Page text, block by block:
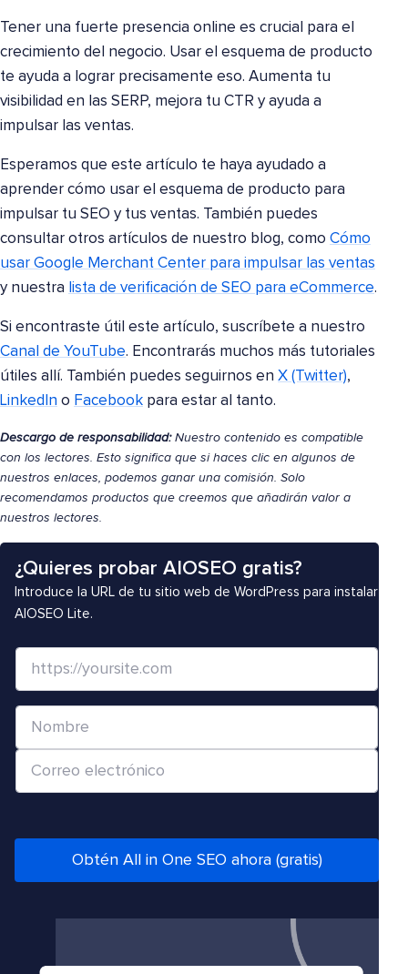
Tener una fuerte presencia online es crucial para el
crecimiento del negocio. Usar el esquema de producto
te ayuda a lograr precisamente eso. Aumenta tu
visibilidad en las SERP, mejora tu CTR y ayuda a
impulsar las ventas.
Esperamos que este artículo te haya ayudado a
aprender cómo usar el esquema de producto para
impulsar tu SEO y tus ventas. También puedes
consultar otros artículos de nuestro blog, como Cómo
usar Google Merchant Center para impulsar las ventas
y nuestra lista de verificación de SEO para eCommerce.
Si encontraste útil este artículo, suscríbete a nuestro
Canal de YouTube. Encontrarás muchos más tutoriales
útiles allí. También puedes seguirnos en X (Twitter),
LinkedIn o Facebook para estar al tanto.
Descargo de responsabilidad:Nuestro contenido es compatible
con los lectores. Esto significa que si haces clic en algunos de
nuestros enlaces, podemos ganar una comisión. Solo
recomendamos productos que creemos que añadirán valor a
nuestros lectores.
¿Quieres probar AIOSEO gratis?
Introduce la URL de tu sitio web de WordPress para instalar
AIOSEO Lite.
t
o
U
b
e
o
Obtén All in One SEO ahora (gratis)